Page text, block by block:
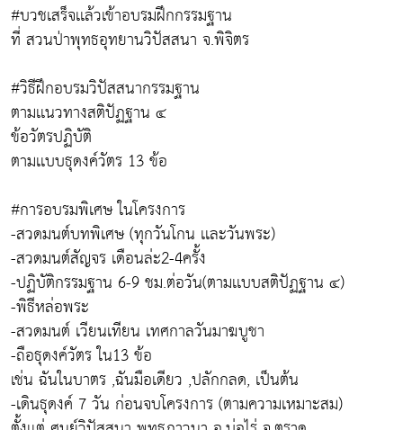
#บวชเสร็จเเล้วเข้าอบรมฝึกกรรมฐาน
ที่ สวนป่าพุทธอุทยานวิปัสสนา จ.พิจิตร
#วิธีฝึกอบรมวิปัสสนากรรมฐาน
ตามเเนวทางสติปัฏฐาน ๔
ข้อวัตรปฏิบัติ
ตามเเบบธุดงค์วัตร 13 ข้อ
#การอบรมพิเศษ ในโครงการ
-สวดมนต์บทพิเศษ (ทุกวันโกน เเละวันพระ)
-สวดมนต์สัญจร เดือนล่ะ2-4ครั้ง
-ปฏิบัติกรรมฐาน 6-9 ชม.ต่อวัน(ตามเเบบสติปัฏฐาน ๔)
-พิธีหล่อพระ
-สวดมนต์ เวียนเทียน เทศกาลวันมาฆบูชา
-ถือธุดงค์วัตร ใน13 ข้อ
เช่น ฉันในบาตร ,ฉันมือเดียว ,ปลักกลด, เป็นต้น
-เดินธุดงค์ 7 วัน ก่อนจบโครงการ (ตามความเหมาะสม)